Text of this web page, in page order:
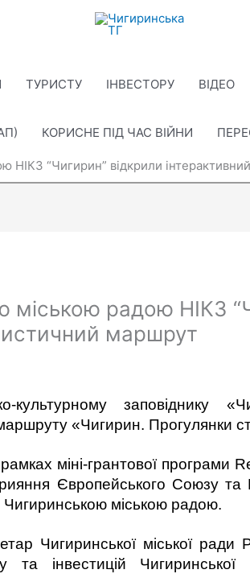
ТУРИСТУ ІНВЕСТОРУ ВІДЕО
КОРИСНЕ ПІД ЧАС ВІЙНИ
НІКЗ “Чигирин” відкрили
міською радою НІКЗ
маршрут
заповіднику
«Чигирин. Прогулянки
міні-грантової програми
Європейського Союзу та
Чигиринською міською радою.
Чигиринської міської
та інвестицій